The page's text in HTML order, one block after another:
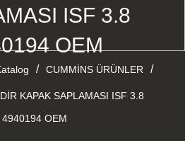
ISF 3.8
OEM
/ CUMMİNS ÜRÜNLER /
KAPAK SAPLAMASI ISF 3.8
4940194 OEM